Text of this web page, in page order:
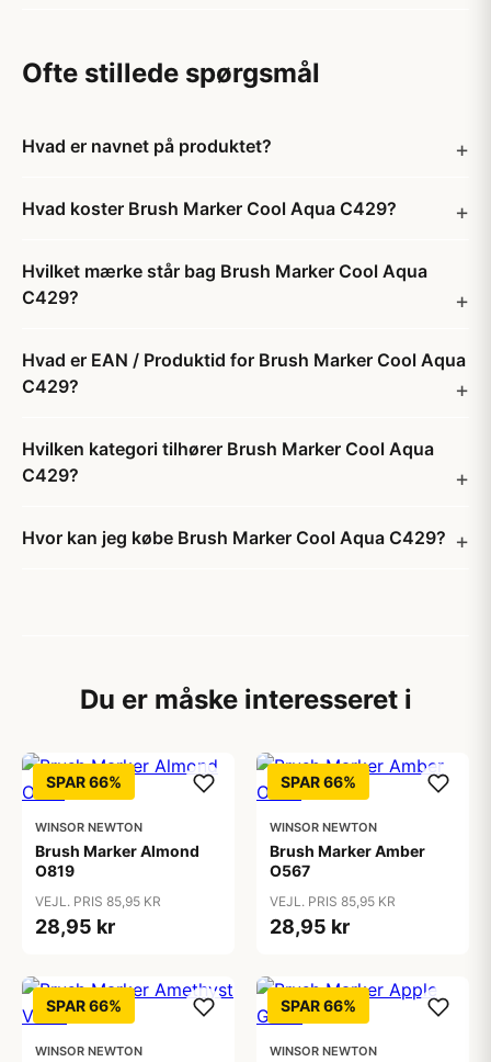
Ofte stillede spørgsmål
Hvad er navnet på produktet?
Hvad koster Brush Marker Cool Aqua C429?
Hvilket mærke står bag Brush Marker Cool Aqua
C429?
Hvad er EAN / Produktid for Brush Marker Cool Aqua
C429?
Hvilken kategori tilhører Brush Marker Cool Aqua
C429?
Hvor kan jeg købe Brush Marker Cool Aqua C429?
Du er måske interesseret i
SPAR 66%
WINSOR NEWTON
Brush Marker Almond
O819
VEJL. PRIS 85,95 KR
28,95 kr
SPAR 66%
WINSOR NEWTON
Brush Marker Amber
O567
VEJL. PRIS 85,95 KR
28,95 kr
SPAR 66%
WINSOR NEWTON
SPAR 66%
WINSOR NEWTON